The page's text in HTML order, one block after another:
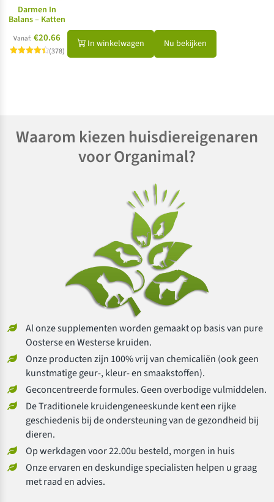
Darmen In
Balans – Katten
Vanaf: €20.66
(378)
In winkelwagen Nu bekijken
Waarom kiezen huisdiereigenaren
voor Organimal?
Al onze supplementen worden gemaakt op basis van pure
Oosterse en Westerse kruiden.
Onze producten zijn 100% vrij van chemicaliën (ook geen
kunstmatige geur-, kleur- en smaakstoffen).
Geconcentreerde formules. Geen overbodige vulmiddelen.
De Traditionele kruidengeneeskunde kent een rijke
geschiedenis bij de ondersteuning van de gezondheid bij
dieren.
Op werkdagen voor 22.00u besteld, morgen in huis
Onze ervaren en deskundige specialisten helpen u graag
met raad en advies.